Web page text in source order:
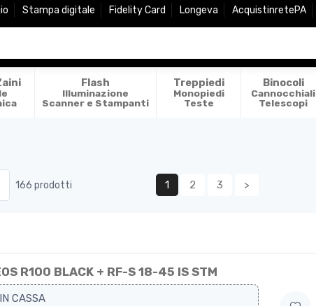
Stampa digitale Fidelity Card Longeva AcquistinretePA
Flash
Illuminazione
Scanner e Stampanti
Treppiedi
Monopiedi
Teste
Binocoli
Cannocchiali
Telescopi
166 prodotti 1 2 3 >
R100 BLACK + RF-S 18-45 IS STM
CASSA